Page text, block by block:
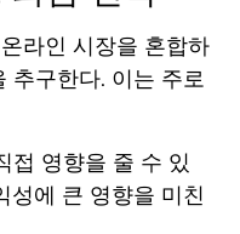
라인 시장을 혼합하
추구한다. 이는 주로
접 영향을 줄 수 있
성에 큰 영향을 미친